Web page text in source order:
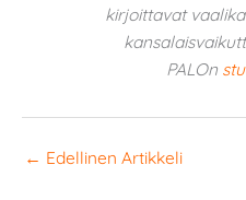
kirjoittavat
PALOn
← Edellinen Artikkeli